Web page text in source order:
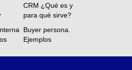
CRM ¿Qué es y
para qué sirve?
Buyer persona.
Ejemplos